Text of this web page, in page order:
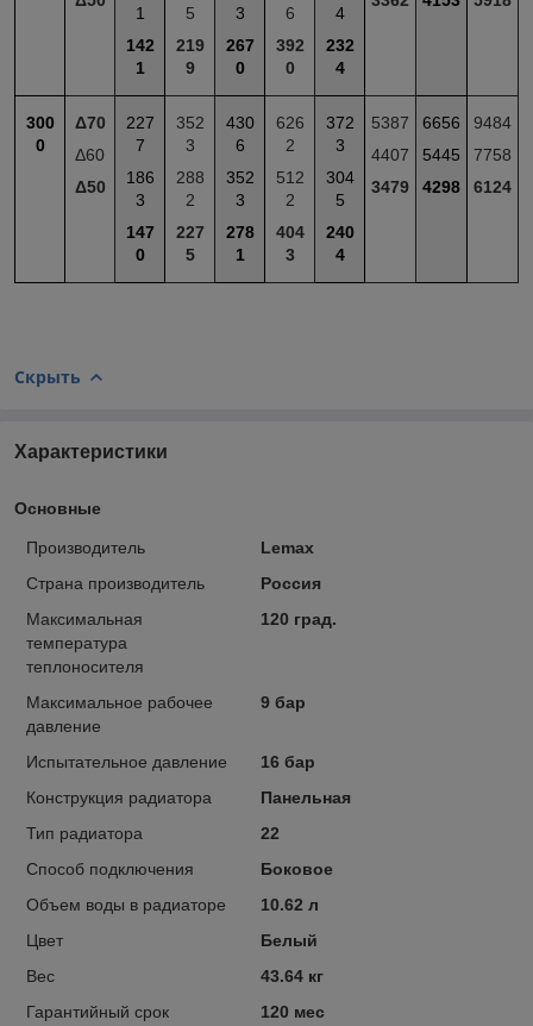
1
142
1
5
219
9
3
267
0
6
392
0
4
232
4
300
0
Δ70
Δ60
Δ50
227
7
186
3
147
0
352
3
288
2
227
5
430
6
352
3
278
1
626
2
512
2
404
3
372
3
304
5
240
4
5387
4407
3479
6656
5445
4298
9484
7758
6124
Скрыть
Характеристики
Основные
Производитель
Lemax
Страна производитель
Россия
Максимальная
температура
теплоносителя
120 град.
Максимальное рабочее
давление
9 бар
Испытательное давление
16 бар
Конструкция радиатора
Панельная
Тип радиатора
22
Способ подключения
Боковое
Объем воды в радиаторе
10.62 л
Цвет
Белый
Вес
43.64 кг
Гарантийный срок
120 мес